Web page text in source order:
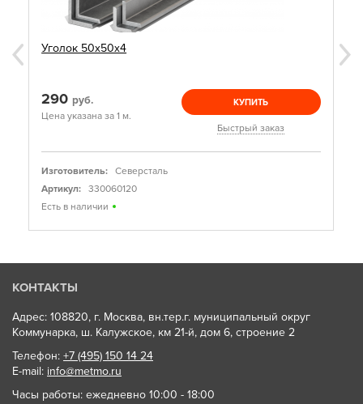
Уголок 50х50х4
290 руб.
Цена указана за 1 м.
КУПИТЬ
Быстрый заказ
Изготовитель:
Северсталь
Артикул:
330060120
Есть в наличии
КОНТАКТЫ
Адрес: 108820, г. Москва, вн.тер.г. муниципальный округ
Коммунарка, ш. Калужское, км 21-й, дом 6, строение 2
Телефон: +7 (495) 150 14 24
E-mail: info@metmo.ru
Часы работы: ежедневно 10:00 - 18:00